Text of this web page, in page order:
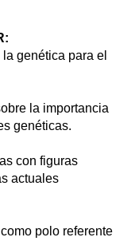
genética para el
la importancia
genéticas.
con figuras
actuales
polo referente